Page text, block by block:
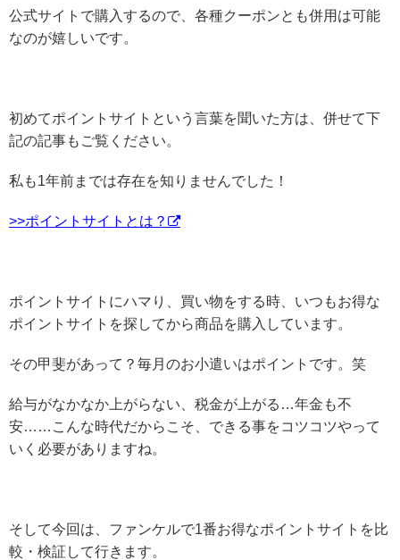
公式サイトで購入するので、各種クーポンとも併用は可能
なのが嬉しいです。
初めてポイントサイトという言葉を聞いた方は、併せて下
記の記事もご覧ください。
私も1年前までは存在を知りませんでした！
>>ポイントサイトとは？
ポイントサイトにハマり、買い物をする時、いつもお得な
ポイントサイトを探してから商品を購入しています。
その甲斐があって？毎月のお小遣いはポイントです。笑
給与がなかなか上がらない、税金が上がる…年金も不
安……こんな時代だからこそ、できる事をコツコツやって
いく必要がありますね。
そして今回は、ファンケルで1番お得なポイントサイトを比
較・検証して行きます。